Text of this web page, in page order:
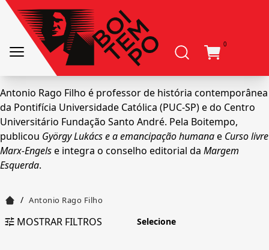
0
Antonio Rago Filho é professor de história contemporânea
da Pontifícia Universidade Católica (PUC-SP) e do Centro
Universitário Fundação Santo André. Pela Boitempo,
publicou György Lukács e a emancipação humanae Curso livre
Marx-Engelse integra o conselho editorial da Margem
Esquerda.
/ Antonio Rago Filho
MOSTRAR FILTROS